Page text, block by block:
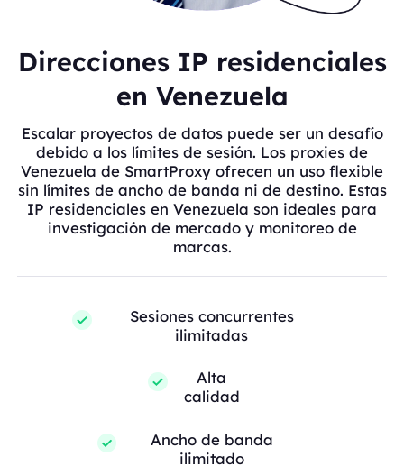
Direcciones IP residenciales
en Venezuela
Escalar proyectos de datos puede ser un desafío
debido a los límites de sesión. Los proxies de
Venezuela de SmartProxy ofrecen un uso flexible
sin límites de ancho de banda ni de destino. Estas
IP residenciales en Venezuela son ideales para
investigación de mercado y monitoreo de
marcas.
Sesiones concurrentes
ilimitadas
Alta
calidad
Ancho de banda
ilimitado